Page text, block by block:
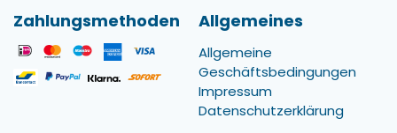
Zahlungsmethoden Allgemeines
Allgemeine
Geschäftsbedingungen
Impressum
Datenschutzerklärung